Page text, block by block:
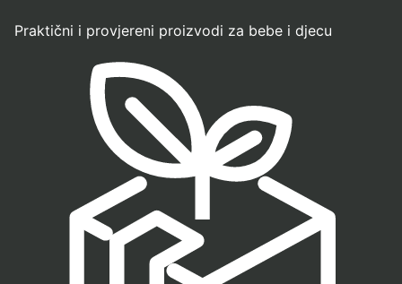
Praktični i provjereni proizvodi za bebe i djecu